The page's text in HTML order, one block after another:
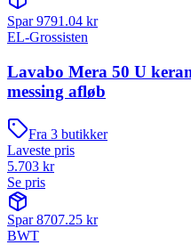
Spar9791.04 kr
EL-Grossisten
Lavabo Mera 50 U
messing afløb
Fra 3 butikker
Laveste pris
5.703 kr
Se pris
Spar8707.25 kr
BWT